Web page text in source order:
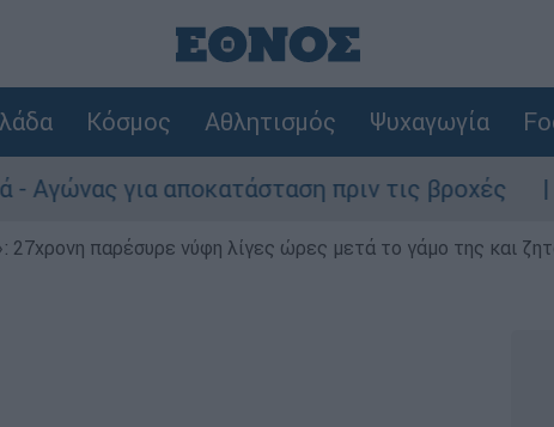
Κόσμος Αθλητισμός Ψυχαγωγία
για αποκατάσταση πριν τις βροχές
παρέσυρε νύφη λίγες ώρες μετά το γάμο της και